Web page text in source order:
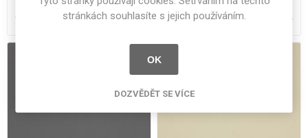
Volat pro zjištění ceny Volat pro zjištění ceny
stránkách souhlasíte s jejich používáním.
OK
DOZVĚDĚT SE VÍCE